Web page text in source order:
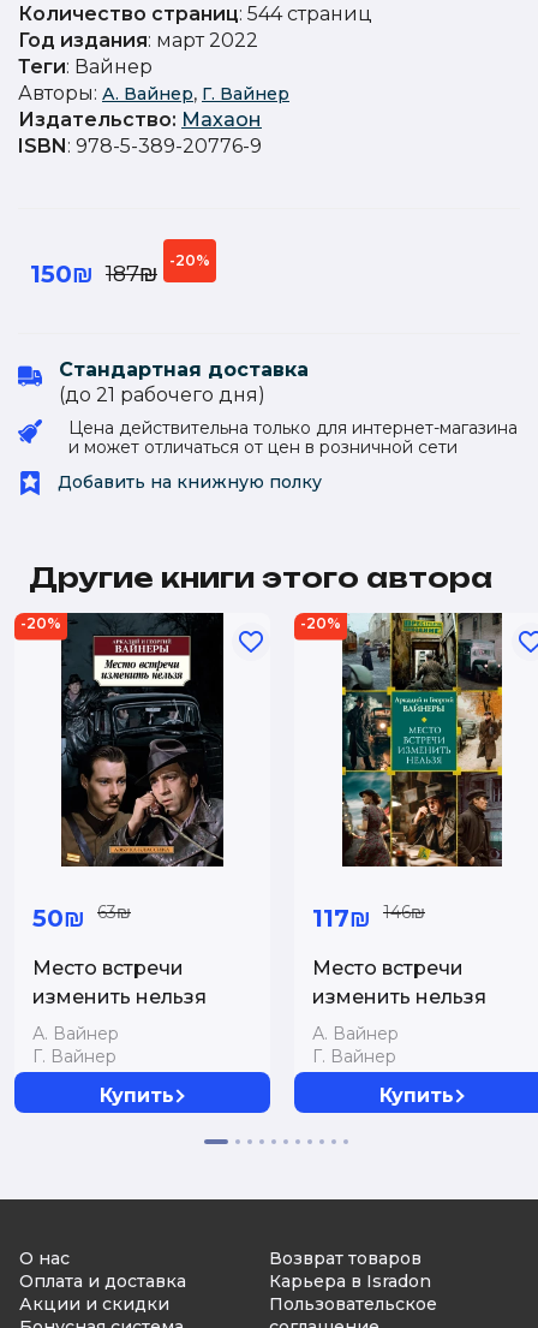
Количество страниц: 544 страниц
Год издания: март 2022
Теги: Вайнер
Авторы: А. Вайнер, Г. Вайнер
Издательство: Махаон
ISBN: 978-5-389-20776-9
150₪ 187₪
-20%
Стандартная доставка
(до 21 рабочего дня)
Цена действительна только для интернет-магазина
и может отличаться от цен в розничной сети
Добавить на книжную полку
Другие книги этого автора
-20%
50₪ 63₪
Место встречи
изменить нельзя
А. Вайнер
Г. Вайнер
Купить
-20%
117₪ 146₪
Место встречи
изменить нельзя
А. Вайнер
Г. Вайнер
Купить
О нас
Оплата и доставка
Акции и скидки
Возврат товаров
Карьера в Isradon
Пользовательское